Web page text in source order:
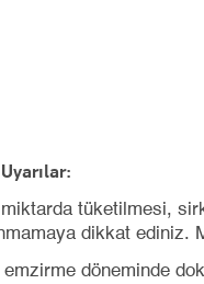
tüketilmesi,
dikkat ediniz.
döneminde